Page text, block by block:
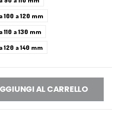
a 120 mm
a 130 mm
a 140 mm
AL CARRELLO